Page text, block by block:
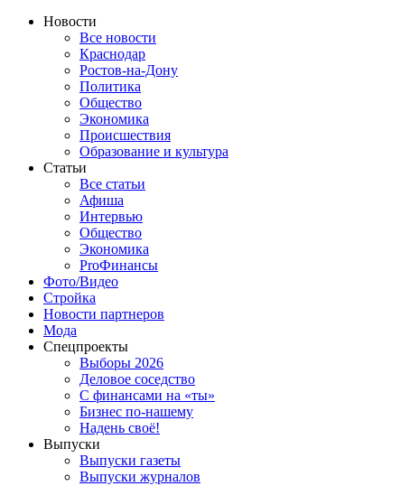
Новости
Все новости
Краснодар
Ростов-на-Дону
Политика
Общество
Экономика
Происшествия
Образование и культура
Статьи
Все статьи
Афиша
Интервью
Общество
Экономика
ProФинансы
Фото/Видео
Стройка
Новости партнеров
Мода
Спецпроекты
Выборы 2026
Деловое соседство
С финансами на «ты»
Бизнес по-нашему
Надень своё!
Выпуски
Выпуски газеты
Выпуски журналов